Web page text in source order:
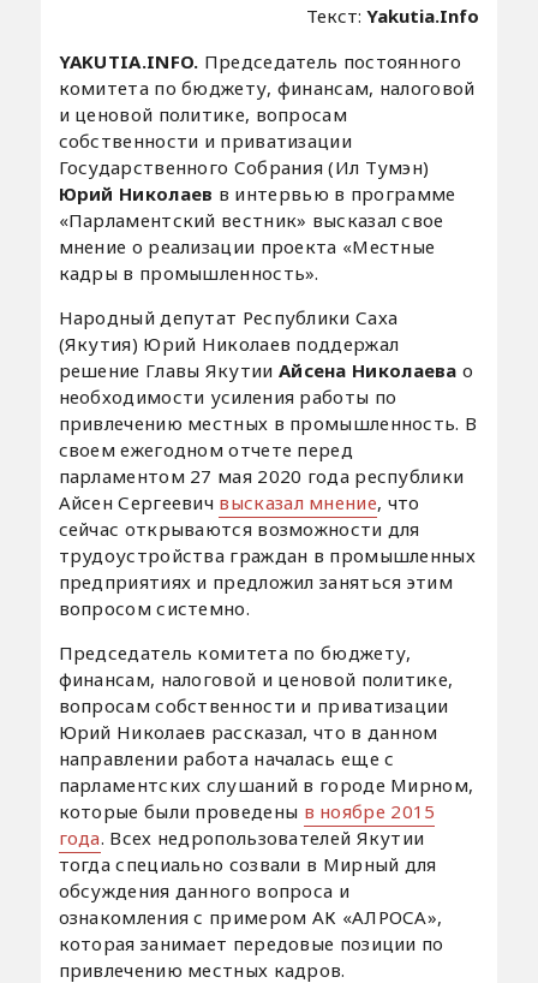
Текст:Yakutia.Info
YAKUTIA.INFO. Председатель постоянного
комитета по бюджету, финансам, налоговой
и ценовой политике, вопросам
собственности и приватизации
Государственного Собрания (Ил Тумэн)
Юрий Николаев в интервью в программе
«Парламентский вестник» высказал свое
мнение о реализации проекта «Местные
кадры в промышленность».
Народный депутат Республики Саха
(Якутия) Юрий Николаев поддержал
решение Главы Якутии Айсена Николаева о
необходимости усиления работы по
привлечению местных в промышленность. В
своем ежегодном отчете перед
парламентом 27 мая 2020 года республики
Айсен Сергеевич высказал мнение, что
сейчас открываются возможности для
трудоустройства граждан в промышленных
предприятиях и предложил заняться этим
вопросом системно.
Председатель комитета по бюджету,
финансам, налоговой и ценовой политике,
вопросам собственности и приватизации
Юрий Николаев рассказал, что в данном
направлении работа началась еще с
парламентских слушаний в городе Мирном,
которые были проведены в ноябре 2015
года. Всех недропользователей Якутии
тогда специально созвали в Мирный для
обсуждения данного вопроса и
ознакомления с примером АК «АЛРОСА»,
которая занимает передовые позиции по
привлечению местных кадров.